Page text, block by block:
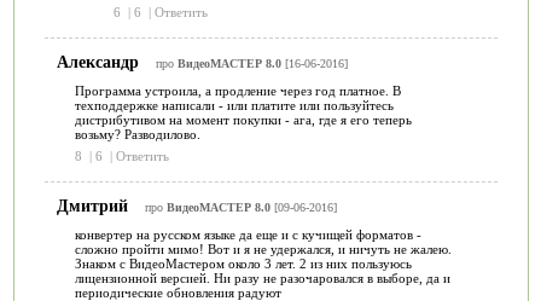
6
| 6 | Ответить
Александр про ВидеоМАСТЕР 8.0[16-06-2016]
Программа устроила, а продление через год платное. В
техподдержке написали - или платите или пользуйтесь
дистрибутивом на момент покупки - ага, где я его теперь
возьму? Разводилово.
8
| 6 | Ответить
Дмитрий про ВидеоМАСТЕР 8.0[09-06-2016]
конвертер на русском языке да еще и с кучищей форматов -
сложно пройти мимо! Вот и я не удержался, и ничуть не жалею.
Знаком с ВидеоМастером около 3 лет. 2 из них пользуюсь
лицензионной версией. Ни разу не разочаровался в выборе, да и
периодические обновления радуют